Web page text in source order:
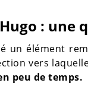
: une
un élément
vers
peu de temps.